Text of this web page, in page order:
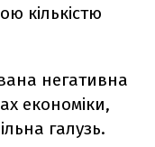
кількістю
негативна
економіки,
галузь.